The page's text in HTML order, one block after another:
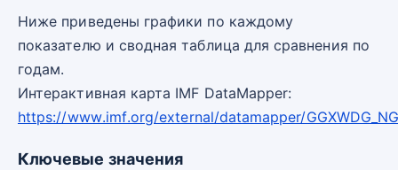
Ниже приведены графики по каждому
показателю и сводная таблица для сравнения по
годам.
Интерактивная карта IMF DataMapper:
https://www.imf.org/external/datamapper/
Ключевые значения